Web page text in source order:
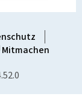
Mitmachen